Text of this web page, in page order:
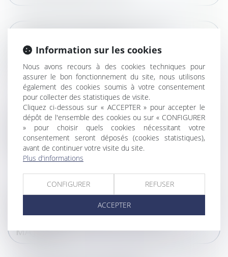
JUSQU’À QUAND SUIS-JE TENU
DE PAYER LA PENSION
ALIMENTAIRE POUR MON
ENFANT DEVENU MAJEUR ?
PUIS-JE STOPPER LE
VERSEMENT DE LA PENSION
ALIMENTAIRE À LA MAJORITÉ
DE MON ENFANT ?
COMMENT PUIS-JE ARRÊTER DE
PAYER LA PENSION
ALIMENTAIRE DE MON ENFANT
MAJEUR ?
Information sur les cookies
Nous avons recours à des cookies techniques pour
assurer le bon fonctionnement du site, nous utilisons
également des cookies soumis à votre consentement
pour collecter des statistiques de visite.
Cliquez ci-dessous sur « ACCEPTER » pour accepter le
dépôt de l'ensemble des cookies ou sur « CONFIGURER
» pour choisir quels cookies nécessitant votre
consentement seront déposés (cookies statistiques),
avant de continuer votre visite du site.
Plus d'informations
CONFIGURER REFUSER
ACCEPTER